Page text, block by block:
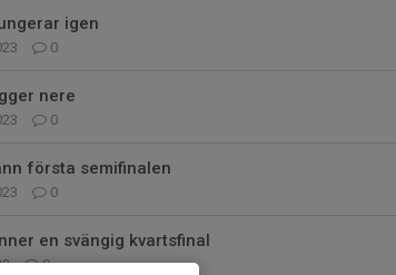
igen
0
nere
0
första semifinalen
0
en svängig kvartsfinal
0